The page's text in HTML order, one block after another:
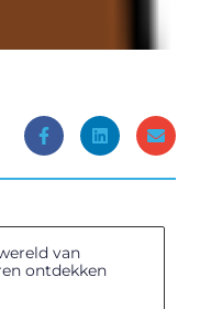
van
ontdekken